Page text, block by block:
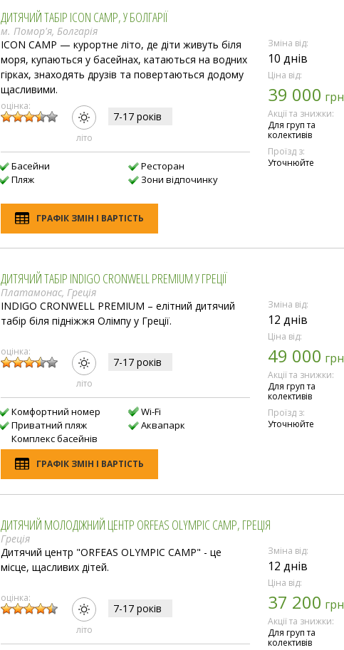
ДИТЯЧИЙ ТАБІР ICON CAMP, У БОЛГАРІЇ
м. Помор'я, Болгарія
ICON CAMP — курортне літо, де діти живуть біля
моря, купаються у басейнах, катаються на водних
гірках, знаходять друзів та повертаються додому
щасливими.
оцінка:
лiто
7-17 рокiв
Басейни
Пляж
Ресторан
Зони відпочинку
ГРАФІК ЗМІН І ВАРТІСТЬ
Зміна від:
10 днів
Ціна від:
39 000 грн
Акції та знижки:
Для груп та
колективів
Проїзд з:
Уточнюйте
ДИТЯЧИЙ ТАБІР INDIGO CRONWELL PREMIUM У ГРЕЦІЇ
Платамонас, Греція
INDIGO CRONWELL PREMIUM – елітний дитячий
табір біля підніжжя Олімпу у Греції.
оцінка:
лiто
7-17 рокiв
Комфортний номер
Приватний пляж
Комплекс басейнів
Wi-Fi
Аквапарк
ГРАФІК ЗМІН І ВАРТІСТЬ
Зміна від:
12 днів
Ціна від:
49 000 грн
Акції та знижки:
Для груп та
колективів
Проїзд з:
Уточнюйте
ДИТЯЧИЙ МОЛОДІЖНИЙ ЦЕНТР ORFEAS OLYMPIC CAMP, ГРЕЦІЯ
Греція
Дитячий центр "ORFEAS OLYMPIC CAMP" - це
місце, щасливих дітей.
оцінка:
лiто
7-17 рокiв
Зміна від:
12 днів
Ціна від:
37 200 грн
Акції та знижки:
Для груп та
колективів